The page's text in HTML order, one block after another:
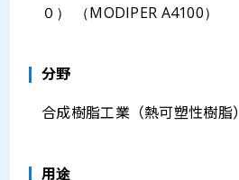
０） （MODIPER A4100）
分野
合成樹脂工業（熱可塑性樹脂）
⽤途